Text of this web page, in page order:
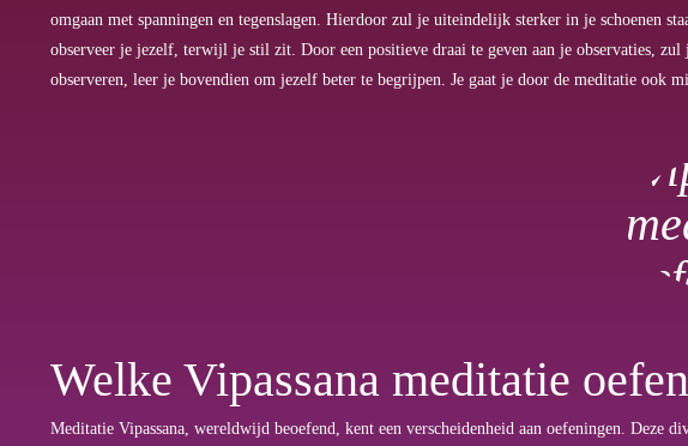
omgaan met spanningen en tegenslagen. Hierdoor zul je uiteindelijk sterker in je schoenen
observeer je jezelf, terwijl je stil zit. Door een positieve draai te geven aan je observaties,
observeren, leer je bovendien om jezelf beter te begrijpen. Je gaat je door de meditatie ook
Welke Vipassana meditatie
Meditatie Vipassana, wereldwijd beoefend, kent een verscheidenheid aan oefeningen. Deze